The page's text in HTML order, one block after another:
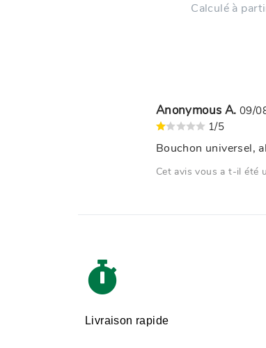
Calculé à
Anonymous A. 09/
1/5
Bouchon universel,
Cet avis vous a t-il été
Livraison rapide